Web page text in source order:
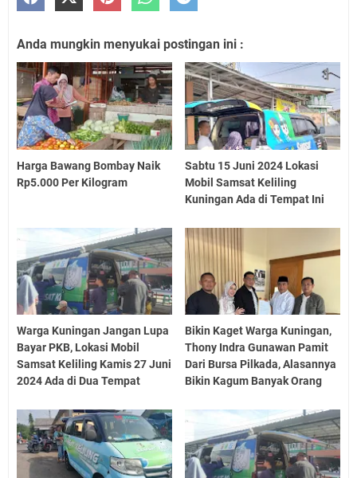
Anda mungkin menyukai postingan ini :
Harga Bawang Bombay Naik
Rp5.000 Per Kilogram
Sabtu 15 Juni 2024 Lokasi
Mobil Samsat Keliling
Kuningan Ada di Tempat Ini
Warga Kuningan Jangan Lupa
Bayar PKB, Lokasi Mobil
Samsat Keliling Kamis 27 Juni
2024 Ada di Dua Tempat
Bikin Kaget Warga Kuningan,
Thony Indra Gunawan Pamit
Dari Bursa Pilkada, Alasannya
Bikin Kagum Banyak Orang